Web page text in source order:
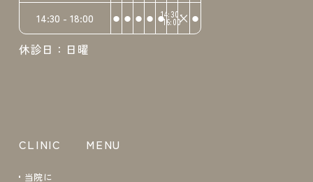
14:30 - 18:00 ⚫︎ ⚫︎ ⚫︎ ⚫︎ ⚫︎14:30-
16:00× ⚫︎
休診日：日曜
CLINIC
当院に
MENU